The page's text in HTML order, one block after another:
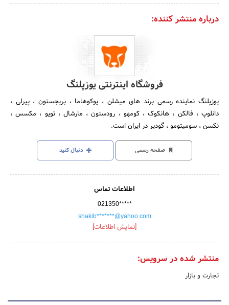
درباره منتشر کننده:
فروشگاه اینترنتی یوزپلنگ
یوزپلنگ نماینده رسمی برند های میشلن ، یوکوهاما ، بریجستون ، پیرلی ،
دانلوپ ، فالکن ، هانکوک ، کومهو ، رودستون ، مارشال ، تویو ، مکسس ،
نکسن ، سومیتومو ، گودیر در ایران است.
صفحه رسمی دنبال کنید
اطلاعات تماس
021350*****
shakib*******@yahoo.com
[نمایش اطلاعات]
منتشر شده در سرویس:
تجارت و بازار